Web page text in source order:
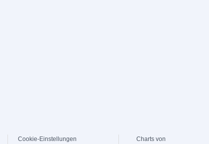
Cookie-Einstellungen Charts von